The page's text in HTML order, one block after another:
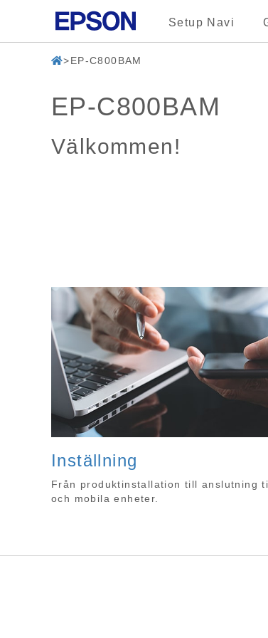
Setup Navi
EP-C800BAM
EP-C800BAM
Välkommen!
Inställning
Från produktinstallation till anslutning
och mobila enheter.